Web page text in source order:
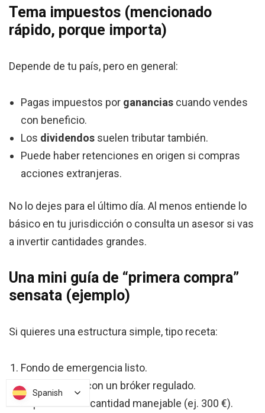
Tema impuestos (mencionado
rápido, porque importa)
Depende de tu país, pero en general:
Pagas impuestos por ganancias cuando vendes
con beneficio.
Los dividendos suelen tributar también.
Puede haber retenciones en origen si compras
acciones extranjeras.
No lo dejes para el último día. Al menos entiende lo
básico en tu jurisdicción o consulta un asesor si vas
a invertir cantidades grandes.
Una mini guía de “primera compra”
sensata (ejemplo)
Si quieres una estructura simple, tipo receta:
Fondo de emergencia listo.
Abres cuenta con un bróker regulado.
Depositas una cantidad manejable (ej. 300 €).
Spanish
Spanish